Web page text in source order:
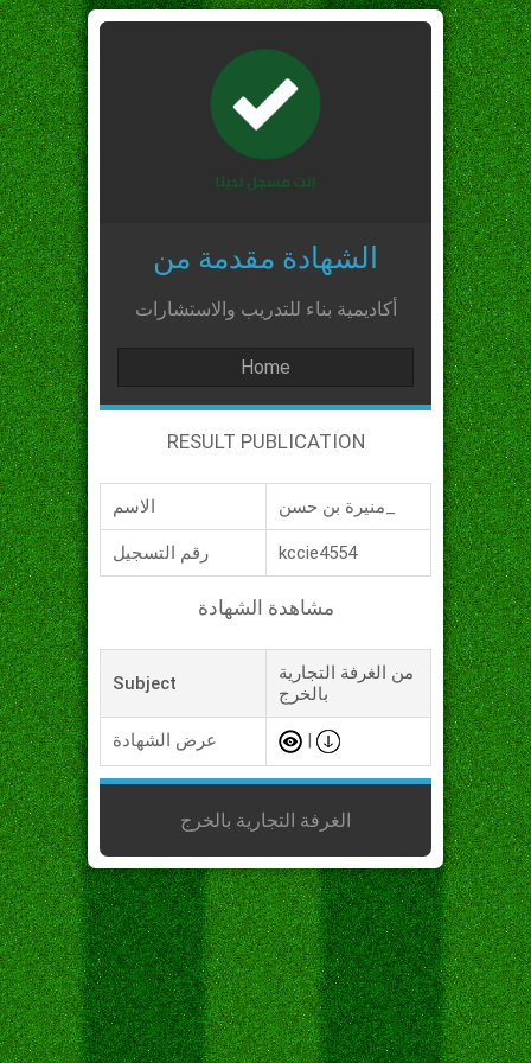
الشهادة مقدمة من
أكاديمية بناء للتدريب والاستشارات
Home
RESULT PUBLICATION
الاسم
رقم التسجيل kccie4554
مشاهدة الشهادة
Subject
من الغرفة التجارية
بالخرج
عرض الشهادة
الغرفة التجارية بالخرج